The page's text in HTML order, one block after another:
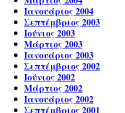
Ιανουάριος 2004
Σεπτέμβριος 2003
Ιούνιος 2003
Μάρτιος 2003
Ιανουάριος 2003
Σεπτέμβριος 2002
Ιούνιος 2002
Μάρτιος 2002
Ιανουάριος 2002
Σεπτέμβριος 2001